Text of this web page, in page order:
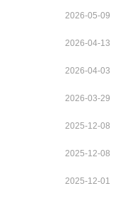
2026-05-09
2026-04-13
2026-04-03
2026-03-29
2025-12-08
2025-12-08
2025-12-01